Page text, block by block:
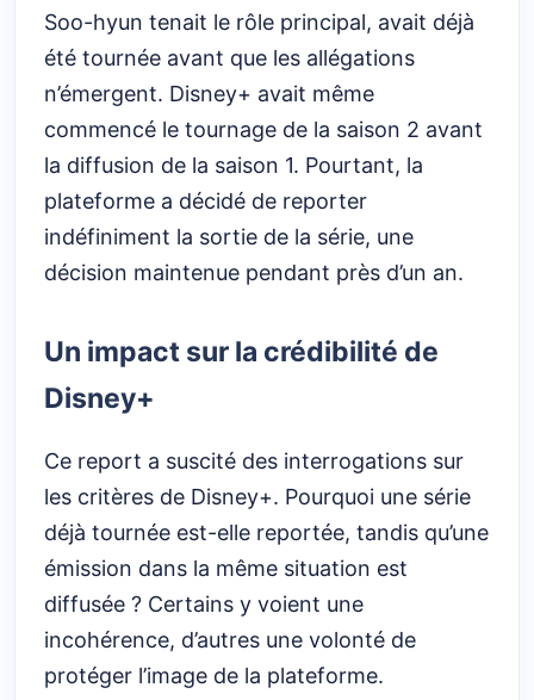
Soo-hyun tenait le rôle principal, avait déjà
été tournée avant que les allégations
n’émergent. Disney+ avait même
commencé le tournage de la saison 2 avant
la diffusion de la saison 1. Pourtant, la
plateforme a décidé de reporter
indéfiniment la sortie de la série, une
décision maintenue pendant près d’un an.
Un impact sur la crédibilité de
Disney+
Ce report a suscité des interrogations sur
les critères de Disney+. Pourquoi une série
déjà tournée est-elle reportée, tandis qu’une
émission dans la même situation est
diffusée ? Certains y voient une
incohérence, d’autres une volonté de
protéger l’image de la plateforme.